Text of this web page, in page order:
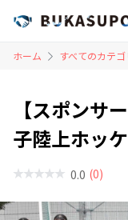
ホーム すべてのカテゴ
【スポンサ
子陸上ホッ
0.0 (0)